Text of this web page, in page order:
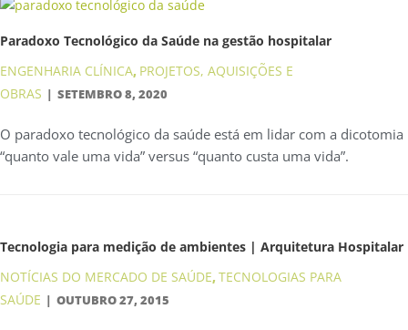
Paradoxo Tecnológico da Saúde na gestão hospitalar
ENGENHARIA CLÍNICA, PROJETOS, AQUISIÇÕES E
OBRAS
SETEMBRO 8, 2020
O paradoxo tecnológico da saúde está em lidar com a dicotomia
“quanto vale uma vida” versus “quanto custa uma vida”.
Tecnologia para medição de ambientes | Arquitetura Hospitalar
NOTÍCIAS DO MERCADO DE SAÚDE, TECNOLOGIAS PARA
SAÚDE
OUTUBRO 27, 2015